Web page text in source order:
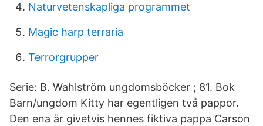
Naturvetenskapliga programmet
Magic harp terraria
Terrorgrupper
Serie: B. Wahlström ungdomsböcker ; 81. Bok
Barn/ungdom Kitty har egentligen två pappor.
Den ena är givetvis hennes fiktiva pappa Carson